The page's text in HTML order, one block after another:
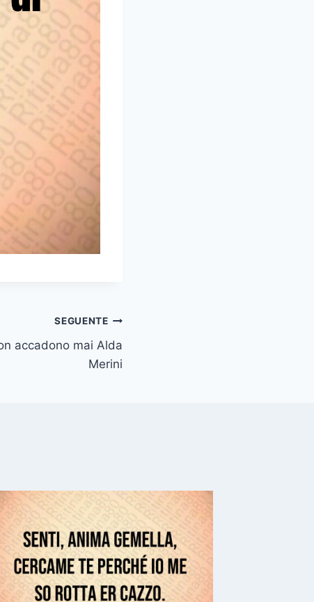
SEGUENTE
accadono mai Alda
Merini